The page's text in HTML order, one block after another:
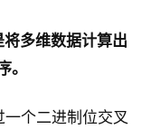
多维数据计算出
。
个二进制位交叉